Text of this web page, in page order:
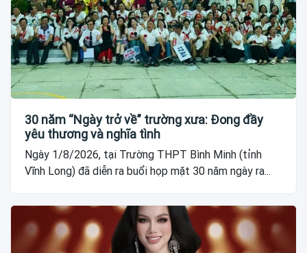
30 năm “Ngày trở về” trường xưa: Đong đầy
yêu thương và nghĩa tình
Ngày 1/8/2026, tại Trường THPT Bình Minh (tỉnh
Vĩnh Long) đã diễn ra buổi họp mặt 30 năm ngày ra...